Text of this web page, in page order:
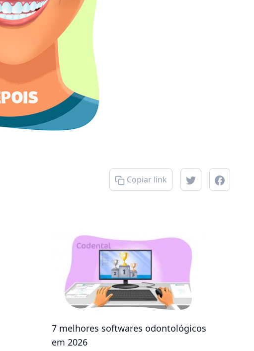
Copiar link
7 melhores softwares odontológicos
em 2026